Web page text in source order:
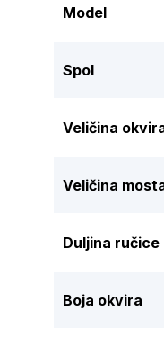
Model
Spol
Veličina
Veličina
Duljina ručice
Boja okvira